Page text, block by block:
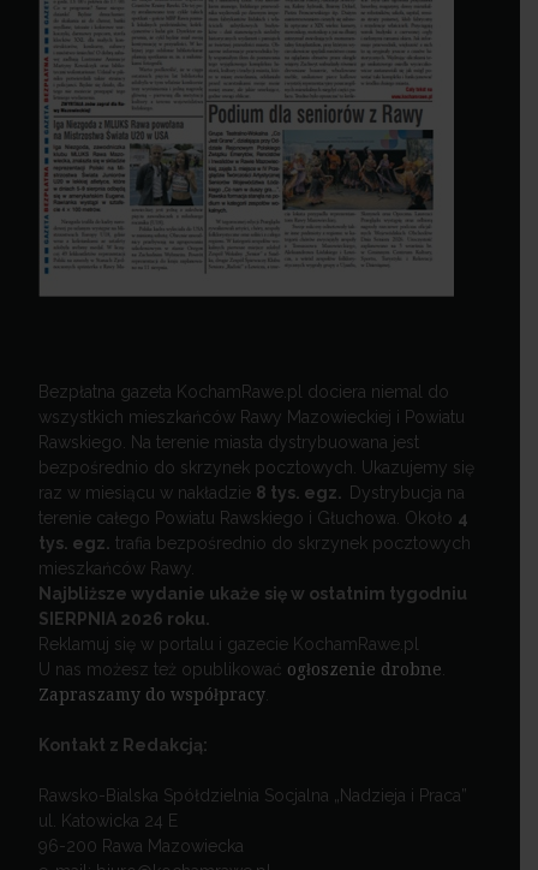
Bezpłatna gazeta KochamRawe.pl dociera niemal do
wszystkich mieszkańców Rawy Mazowieckiej i Powiatu
Rawskiego. Na terenie miasta dystrybuowana jest
bezpośrednio do skrzynek pocztowych. Ukazujemy się
raz w miesiącu w nakładzie 8 tys. egz.
Dystrybucja na
terenie całego Powiatu Rawskiego i Głuchowa. Około 4
tys. egz. trafia bezpośrednio do skrzynek pocztowych
mieszkańców Rawy.
Najbliższe wydanie ukaże się w ostatnim tygodniu
SIERPNIA 2026 roku.
Reklamuj się w portalu i gazecie KochamRawe.pl
U nas możesz też opublikować ogłoszenie drobne
Zapraszamy do współpracy.
Kontakt z Redakcją:
Rawsko-Bialska Spółdzielnia Socjalna „Nadzieja i Praca”
ul. Katowicka 24 E
96-200 Rawa Mazowiecka